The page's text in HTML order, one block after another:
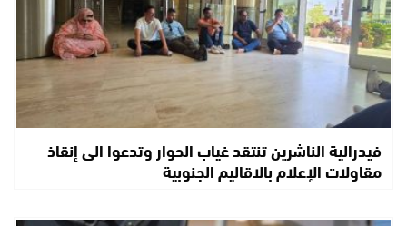
فيدرالية الناشرين تنتقد غياب الحوار وتدعوا الى إنقاذ
مقاولات الإعلام بالاقاليم الجنوبية